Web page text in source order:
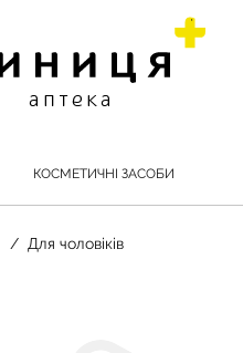
КОСМЕТИЧНІ ЗАСОБИ
Для чоловіків